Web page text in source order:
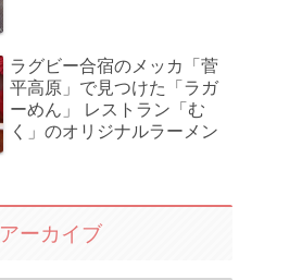
ラグビー合宿のメッカ「菅
平高原」で見つけた「ラガ
ーめん」 レストラン「む
く」のオリジナルラーメン
アーカイブ